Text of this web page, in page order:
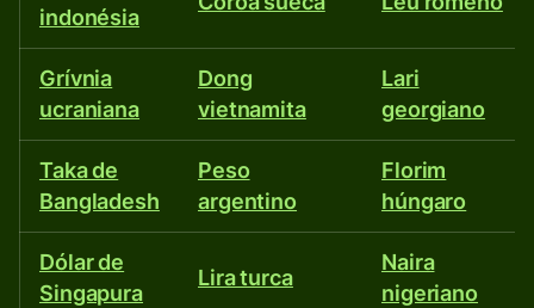
moedas
diferentes.
indonésia
Grívnia
ucraniana
Dong
vietnamita
Lari
georgiano
Taka de
Bangladesh
Peso
argentino
Florim
húngaro
Dólar de
Singapura
Lira turca
Naira
nigeriano